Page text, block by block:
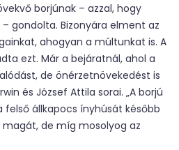
borjúnak – azzal, hogy
gondolta. Bizonyára elment az
ahogyan a múltunkat is. A
ezt. Már a bejáratnál, ahol a
de önérzetnövekedést is
és József Attila sorai. „A borjú
állkapocs ínyhúsát később
magát, de míg mosolyog az